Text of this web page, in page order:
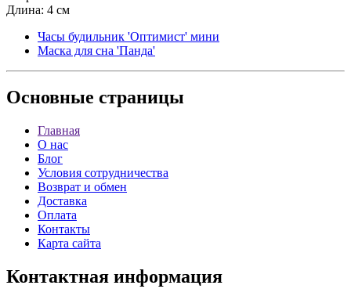
Длина: 4 см
Часы будильник 'Оптимист' мини
Маска для сна 'Панда'
Основные страницы
Главная
О нас
Блог
Условия сотрудничества
Возврат и обмен
Доставка
Оплата
Контакты
Карта сайта
Контактная информация